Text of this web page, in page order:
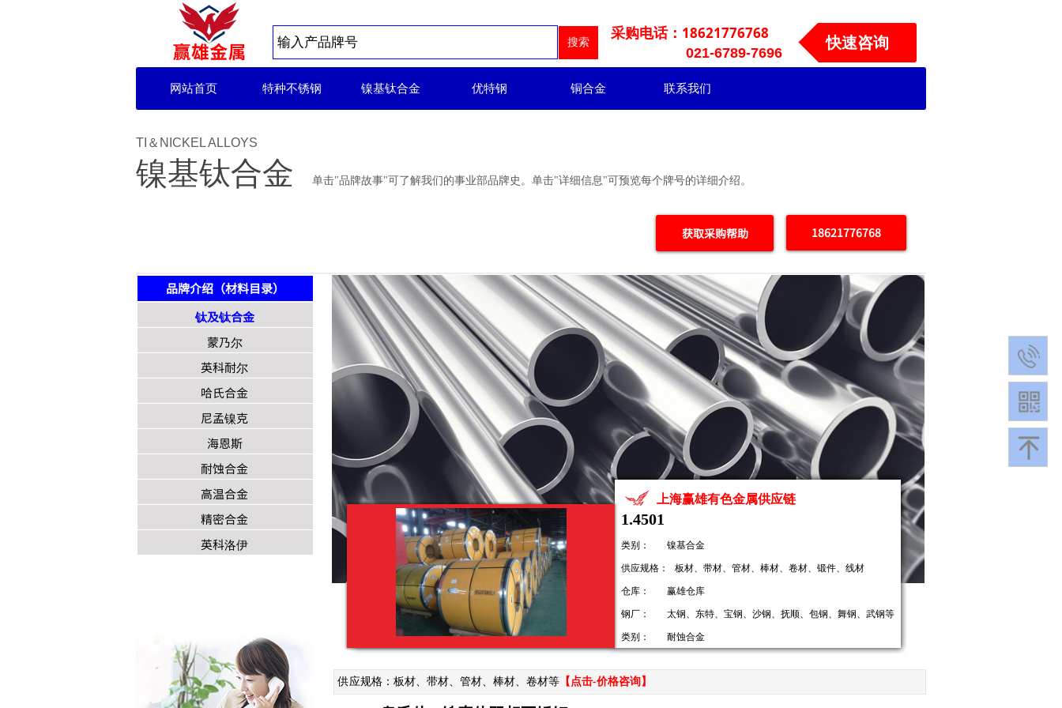
搜索 快速咨询
采购电话： 18621776768
021-6789-7696
网站首页 特种不锈钢 镍基钛合金 优特钢 铜合金 联系我们
TI＆NICKEL ALLOYS
镍基钛合金 单击"品牌故事"可了解我们的事业部品牌史。单击"详细信息"可预览每个牌号的详细介绍。
获取采购帮助 18621776768
品牌介绍（材料目录）
钛及钛合金
蒙乃尔
英科耐尔
哈氏合金
尼孟镍克
海恩斯
耐蚀合金
高温合金
精密合金
英科洛伊
上海赢雄有色金属供应链
1.4501
类别： 镍基合金
供应规格： 板材、带材、管材、棒材、卷材、锻件、线材
仓库： 赢雄仓库
钢厂： 太钢、东特、宝钢、沙钢、抚顺、包钢、舞钢、武钢等
类别： 耐蚀合金
供应规格：板材、带材、管材、棒材、卷材等 【点击-价格咨询】